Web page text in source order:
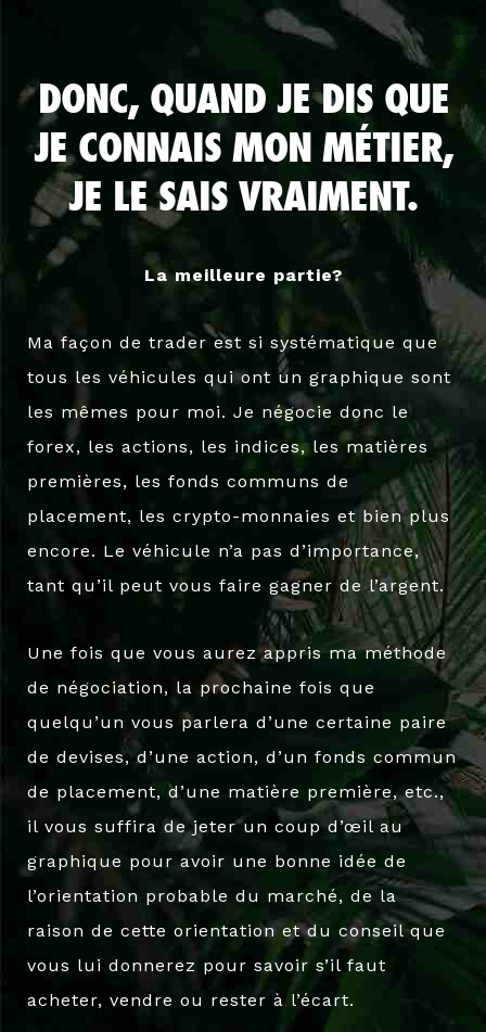
DONC, QUAND JE DIS QUE
JE CONNAIS MON MÉTIER,
JE LE SAIS VRAIMENT.
La meilleure partie?
Ma façon de trader est si systématique que
tous les véhicules qui ont un graphique sont
les mêmes pour moi. Je négocie donc le
forex, les actions, les indices, les matières
premières, les fonds communs de
placement, les crypto-monnaies et bien plus
encore. Le véhicule n’a pas d’importance,
tant qu’il peut vous faire gagner de l’argent.
Une fois que vous aurez appris ma méthode
de négociation, la prochaine fois que
quelqu’un vous parlera d’une certaine paire
de devises, d’une action, d’un fonds commun
de placement, d’une matière première, etc.,
il vous suffira de jeter un coup d’œil au
graphique pour avoir une bonne idée de
l’orientation probable du marché, de la
raison de cette orientation et du conseil que
vous lui donnerez pour savoir s’il faut
acheter, vendre ou rester à l’écart.